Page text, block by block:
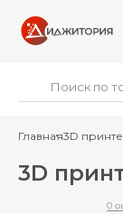
Главная3D
3D
0